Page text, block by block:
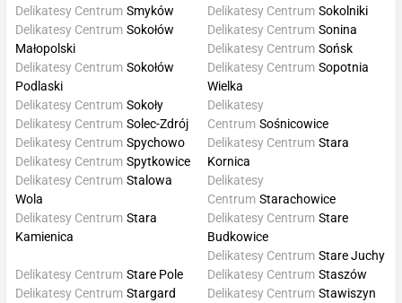
Delikatesy Centrum Smyków
Delikatesy Centrum Sokolniki
Delikatesy Centrum Sokołów
Małopolski
Delikatesy Centrum Sokołów
Podlaski
Delikatesy Centrum Sokoły
Delikatesy Centrum Solec-Zdrój
Delikatesy Centrum Sonina
Delikatesy Centrum Sońsk
Delikatesy Centrum Sopotnia
Wielka
Delikatesy
Centrum Sośnicowice
Delikatesy Centrum Spychowo
Delikatesy Centrum Spytkowice
Delikatesy Centrum Stalowa
Wola
Delikatesy Centrum Stara
Kamienica
Delikatesy Centrum Stara
Kornica
Delikatesy
Centrum Starachowice
Delikatesy Centrum Stare
Budkowice
Delikatesy Centrum Stare Juchy
Delikatesy Centrum Stare Pole
Delikatesy Centrum Stargard
Delikatesy Centrum Staszów
Delikatesy Centrum Stawiszyn